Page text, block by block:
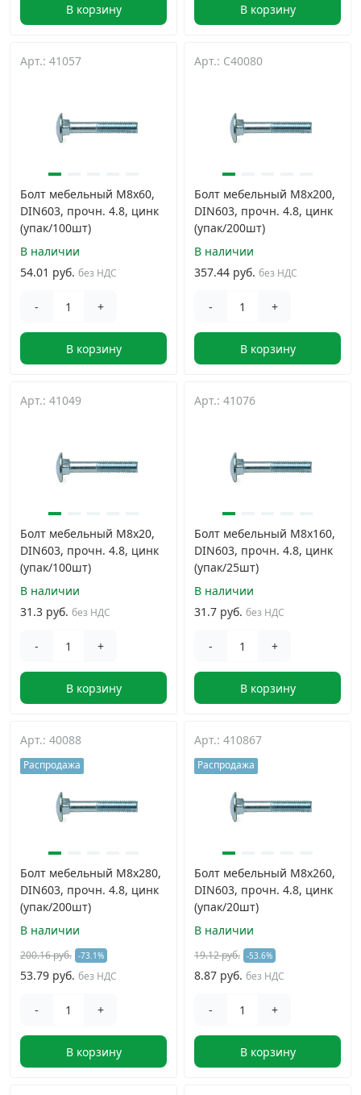
В корзину В корзину
Арт.: 41057
Болт мебельный М8х60,
DIN603, прочн. 4.8, цинк
(упак/100шт)
В наличии
54.01 руб. без НДС
- +
В корзину
Арт.: C40080
Болт мебельный М8х200,
DIN603, прочн. 4.8, цинк
(упак/200шт)
В наличии
357.44 руб. без НДС
- +
В корзину
Арт.: 41049
Болт мебельный М8х20,
DIN603, прочн. 4.8, цинк
(упак/100шт)
В наличии
31.3 руб. без НДС
- +
В корзину
Арт.: 41076
Болт мебельный М8х160,
DIN603, прочн. 4.8, цинк
(упак/25шт)
В наличии
31.7 руб. без НДС
- +
В корзину
Арт.: 40088
Распродажа
Болт мебельный М8х280,
DIN603, прочн. 4.8, цинк
(упак/200шт)
В наличии
200.16 руб. -73.1%
53.79 руб. без НДС
- +
В корзину
Арт.: 410867
Распродажа
Болт мебельный М8х260,
DIN603, прочн. 4.8, цинк
(упак/20шт)
В наличии
19.12 руб. -53.6%
8.87 руб. без НДС
- +
В корзину